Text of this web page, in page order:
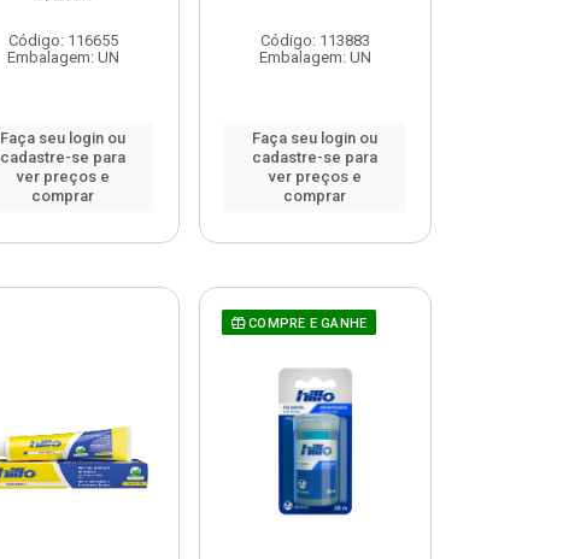
Código: 116655
Embalagem: UN
Faça seu login ou
cadastre-se para
ver preços e
comprar
Código: 113883
Embalagem: UN
Faça seu login ou
cadastre-se para
ver preços e
comprar
COMPRE E GANHE